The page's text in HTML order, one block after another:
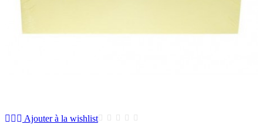
Ajouter à la wishlist